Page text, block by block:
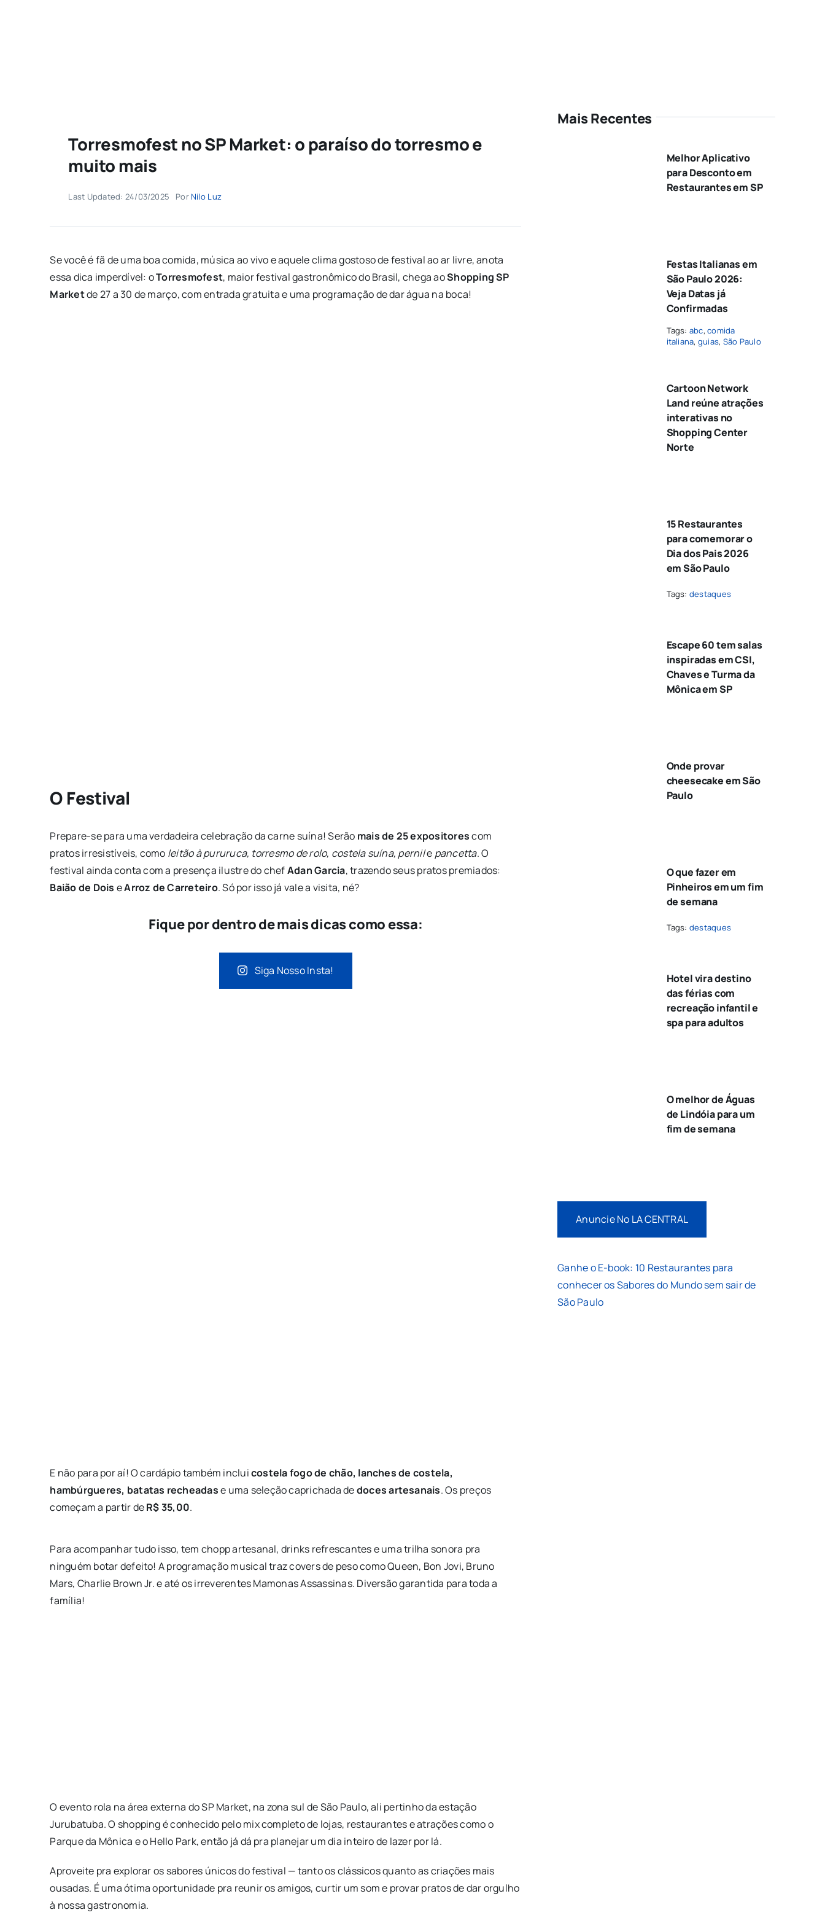
Torresmofest no SP Market: o paraíso do torresmo e
muito mais
Last Updated: 24/03/2025 PorNilo Luz
Se você é fã de uma boa comida, música ao vivo e aquele clima gostoso de festival ao ar livre, anota
essa dica imperdível: oTorresmofest, maior festival gastronômico do Brasil, chega aoShopping SP
Marketde 27 a 30 de março, com entrada gratuita e uma programação de dar água na boca!
O Festival
Prepare-se para uma verdadeira celebração da carne suína! Serão mais de 25 expositorescom
pratos irresistíveis, como leitão à pururuca, torresmo de rolo, costela suína, pernile pancetta. O
festival ainda conta com a presença ilustre do chefAdan Garcia, trazendo seus pratos premiados:
Baião de Dois eArroz de Carreteiro. Só por isso já vale a visita, né?
Fique por dentro de mais dicas como essa:
Siga Nosso Insta!
E não para por aí! O cardápio também incluicostela fogo de chão, lanches de costela,
hambúrgueres, batatas recheadase uma seleção caprichada dedoces artesanais. Os preços
começam a partir deR$ 35,00.
Para acompanhar tudo isso, tem chopp artesanal, drinks refrescantes e uma trilha sonora pra
ninguém botar defeito! A programação musical traz covers de peso como Queen, Bon Jovi, Bruno
Mars, Charlie Brown Jr. e até os irreverentes Mamonas Assassinas. Diversão garantida para toda a
família!
O evento rola na área externa do SP Market, na zona sul de São Paulo, ali pertinho da estação
Jurubatuba. O shopping é conhecido pelo mix completo de lojas, restaurantes e atrações como o
Parque da Mônica e o Hello Park, então já dá pra planejar um dia inteiro de lazer por lá.
Aproveite pra explorar os sabores únicos do festival — tanto os clássicos quanto as criações mais
ousadas. É uma ótima oportunidade pra reunir os amigos, curtir um som e provar pratos de dar orgulho
à nossa gastronomia.
Mais Recentes
Melhor Aplicativo
para Desconto em
Restaurantes em SP
Festas Italianas em
São Paulo 2026:
Veja Datas já
Confirmadas
Tags: abc,comida
italiana, guias, São Paulo
Cartoon Network
Land reúne atrações
interativas no
Shopping Center
Norte
15 Restaurantes
para comemorar o
Dia dos Pais 2026
em São Paulo
Tags: destaques
Escape 60 tem salas
inspiradas em CSI,
Chaves e Turma da
Mônica em SP
Onde provar
cheesecake em São
Paulo
O que fazer em
Pinheiros em um fim
de semana
Tags: destaques
Hotel vira destino
das férias com
recreação infantil e
spa para adultos
O melhor de Águas
de Lindóia para um
fim de semana
Anuncie No LA CENTRAL
Ganhe o E-book: 10 Restaurantes para
conhecer os Sabores do Mundo sem sair de
São Paulo